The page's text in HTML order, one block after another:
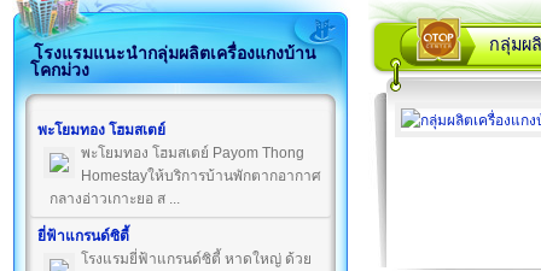
โรงแรมแนะนำกลุ่มผลิตเครื่องแกงบ้าน
โคกม่วง
พะโยมทอง โฮมสเตย์
พะโยมทอง โฮมสเตย์ Payom Thong
Homestayให้บริการบ้านพักตากอากาศ
กลางอ่าวเกาะยอ ส ...
ยี่ฟ้าแกรนด์ซิตี้
โรงแรมยี่ฟ้าแกรนด์ซิตี้ หาดใหญ่ ด้วย
กลุ่มผ